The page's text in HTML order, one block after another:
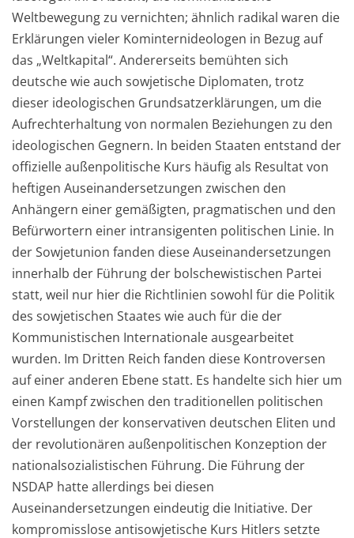
Weltbewegung zu vernichten; ähnlich radikal waren die
Erklärungen vieler Kominternideologen in Bezug auf
das „Weltkapital“. Andererseits bemühten sich
deutsche wie auch sowjetische Diplomaten, trotz
dieser ideologischen Grundsatzerklärungen, um die
Aufrechterhaltung von normalen Beziehungen zu den
ideologischen Gegnern. In beiden Staaten entstand der
offizielle außenpolitische Kurs häufig als Resultat von
heftigen Auseinandersetzungen zwischen den
Anhängern einer gemäßigten, pragmatischen und den
Befürwortern einer intransigenten politischen Linie. In
der Sowjetunion fanden diese Auseinandersetzungen
innerhalb der Führung der bolschewistischen Partei
statt, weil nur hier die Richtlinien sowohl für die Politik
des sowjetischen Staates wie auch für die der
Kommunistischen Internationale ausgearbeitet
wurden. Im Dritten Reich fanden diese Kontroversen
auf einer anderen Ebene statt. Es handelte sich hier um
einen Kampf zwischen den traditionellen politischen
Vorstellungen der konservativen deutschen Eliten und
der revolutionären außenpolitischen Konzeption der
nationalsozialistischen Führung. Die Führung der
NSDAP hatte allerdings bei diesen
Auseinandersetzungen eindeutig die Initiative. Der
kompromisslose antisowjetische Kurs Hitlers setzte